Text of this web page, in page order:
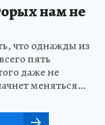
нам не
что однажды из
пять
даже не
меняться…